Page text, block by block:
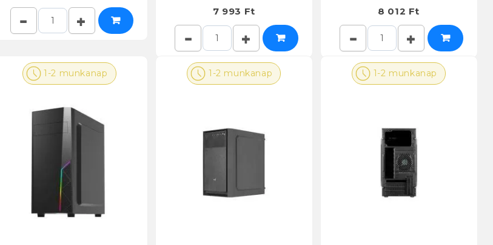
7 993 Ft 8 012 Ft
1-2 munkanap 1-2 munkanap 1-2 munkanap